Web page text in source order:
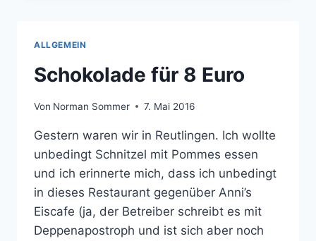
ALLGEMEIN
Schokolade für 8 Euro
Von Norman Sommer 7. Mai 2016
Gestern waren wir in Reutlingen. Ich wollte
unbedingt Schnitzel mit Pommes essen
und ich erinnerte mich, dass ich unbedingt
in dieses Restaurant gegenüber Anni’s
Eiscafe (ja, der Betreiber schreibt es mit
Deppenapostroph und ist sich aber noch